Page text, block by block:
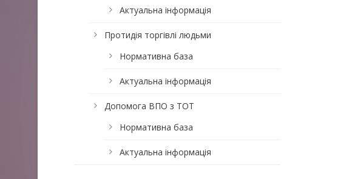
Актуальна інформація
Протидія торгівлі людьми
Нормативна база
Актуальна інформація
Допомога ВПО з ТОТ
Нормативна база
Актуальна інформація